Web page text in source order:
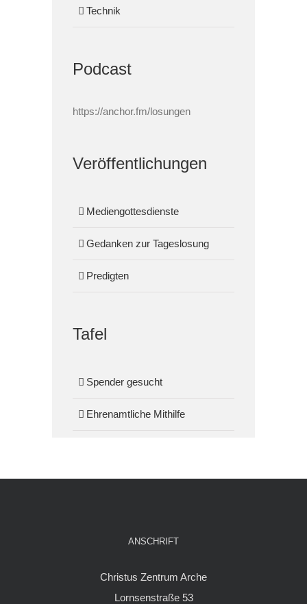
Technik
Podcast
https://anchor.fm/losungen
Veröffentlichungen
Mediengottesdienste
Gedanken zur Tageslosung
Predigten
Tafel
Spender gesucht
Ehrenamtliche Mithilfe
ANSCHRIFT
Christus Zentrum Arche
Lornsenstraße 53